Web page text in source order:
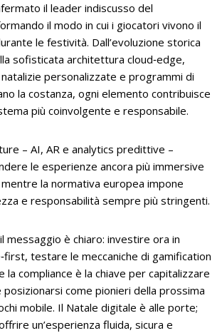
il leader indiscusso del
il modo in cui i giocatori vivono il
le festività. Dall’evoluzione storica
sofisticata architettura cloud‑edge,
personalizzate e programmi di
la costanza, ogni elemento contribuisce
più coinvolgente e responsabile.
– AI, AR e analytics predittive –
le esperienze ancora più immersive
la normativa europea impone
e responsabilità sempre più stringenti.
messaggio è chiaro: investire ora in
testare le meccaniche di gamification
compliance è la chiave per capitalizzare
posizionarsi come pionieri della prossima
mobile. Il Natale digitale è alle porte;
un’esperienza fluida, sicura e